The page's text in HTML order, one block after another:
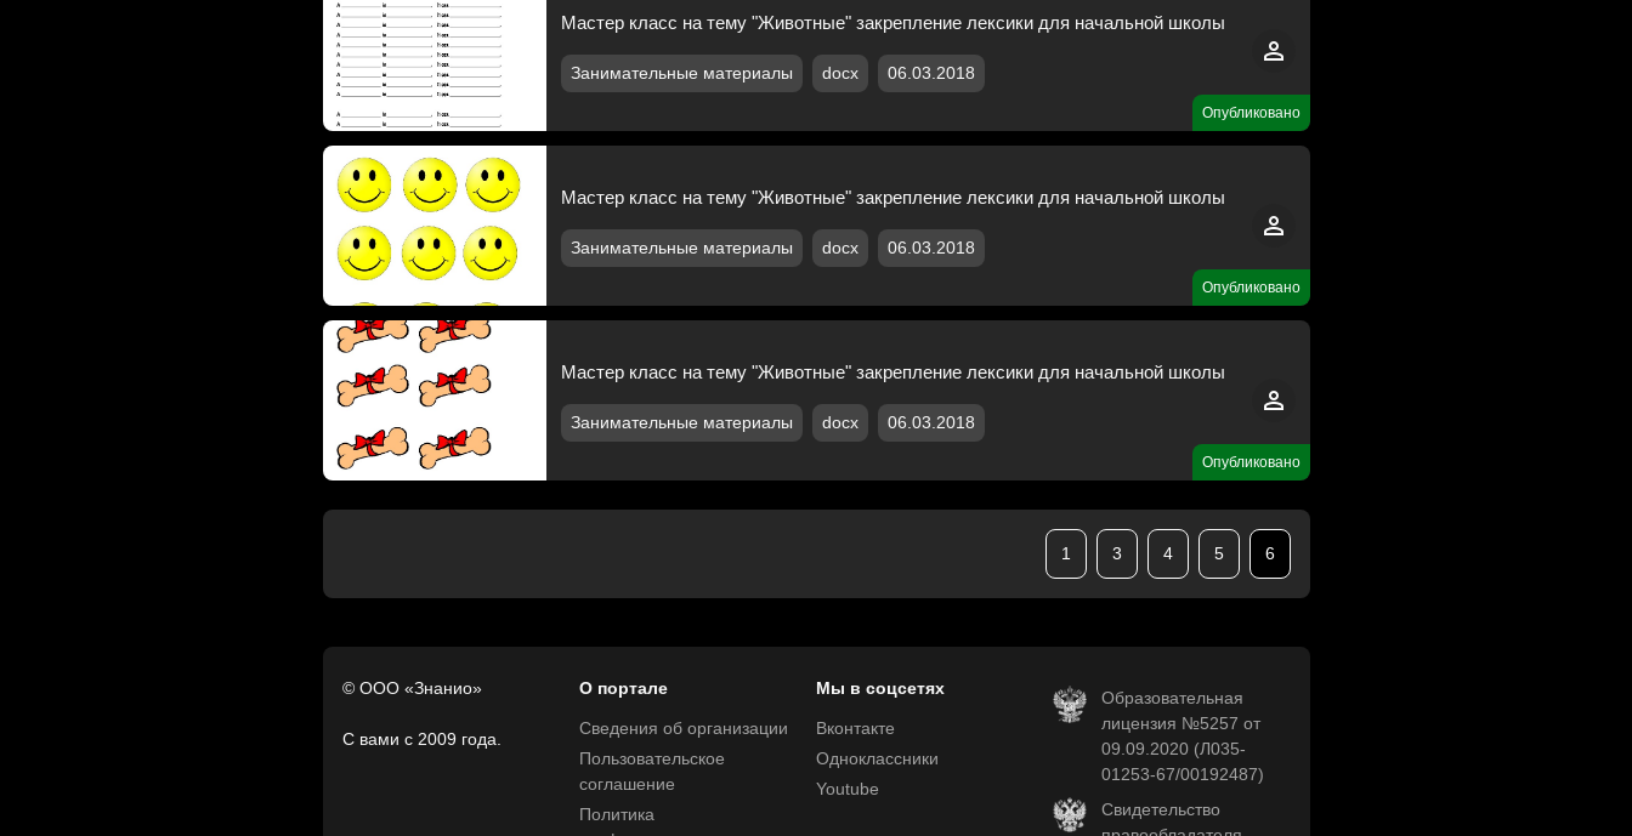
Опубликовано
Мастер класс на тему "Животные" закрепление лексики для начальной школы
Занимательные материалы docx 06.03.2018
Опубликовано
Мастер класс на тему "Животные" закрепление лексики для начальной школы
Занимательные материалы docx 06.03.2018
Опубликовано
Мастер класс на тему "Животные" закрепление лексики для начальной школы
Занимательные материалы docx 06.03.2018
1 3 4 5 6
© ООО «Знанио»
С вами с 2009 года.
О портале
Сведения об организации
Пользовательское
соглашение
Политика
Мы в соцсетях
Вконтакте
Одноклассники
Youtube
Образовательная
лицензия №5257 от
09.09.2020 (Л035-
01253-67/00192487)
Свидетельство